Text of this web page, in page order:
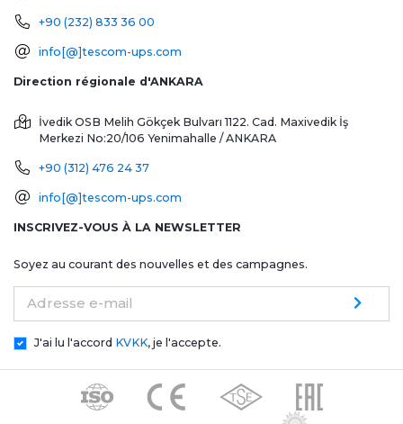
+90 (232) 833 36 00
info[@]tescom-ups.com
Direction régionale d'ANKARA
İvedik OSB Melih Gökçek Bulvarı 1122. Cad. Maxivedik İş
Merkezi No:20/106 Yenimahalle / ANKARA
+90 (312) 476 24 37
info[@]tescom-ups.com
INSCRIVEZ-VOUS À LA NEWSLETTER
Soyez au courant des nouvelles et des campagnes.
Adresse e-mail
J'ai lu l'accord KVKK, je l'accepte.